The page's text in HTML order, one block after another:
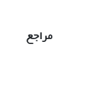
مراجع